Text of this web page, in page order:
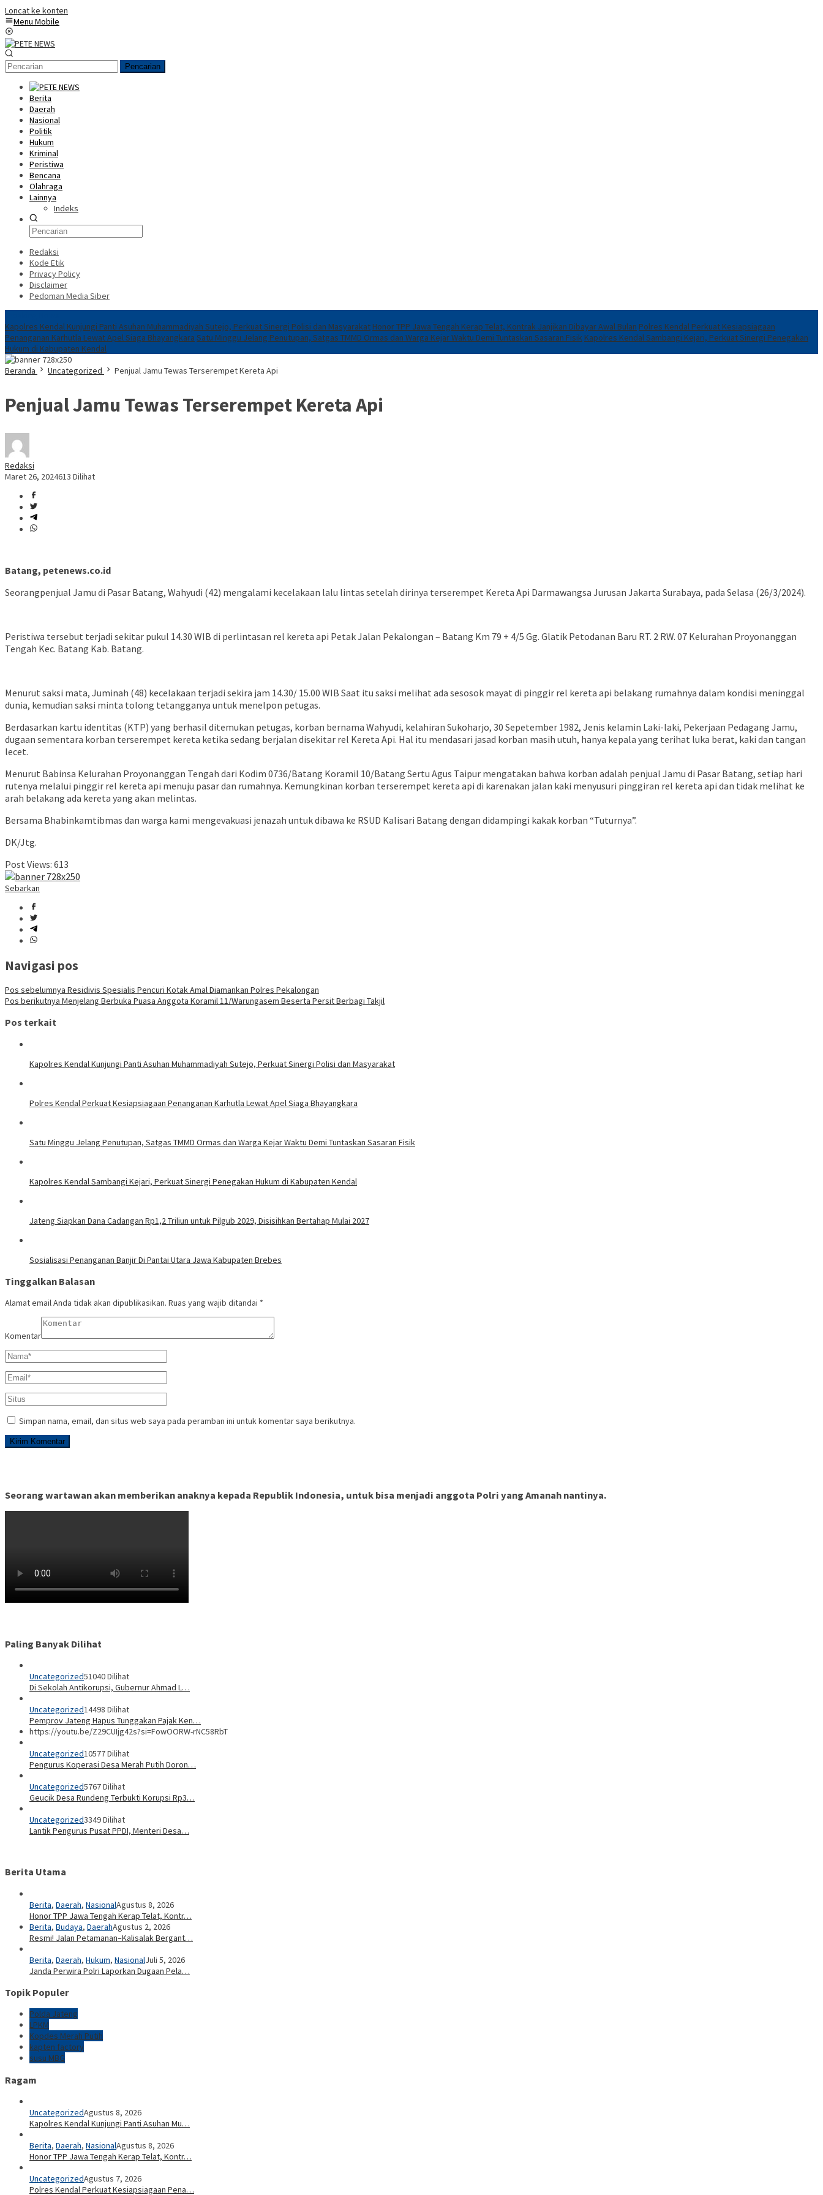
Loncat ke konten
Menu Mobile
Pencarian
Berita
Daerah
Nasional
Politik
Hukum
Kriminal
Peristiwa
Bencana
Olahraga
Lainnya
Indeks
Redaksi
Kode Etik
Privacy Policy
Disclaimer
Pedoman Media Siber
Kapolres Kendal Kunjungi Panti Asuhan Muhammadiyah Sutejo, Perkuat Sinergi Polisi dan Masyarakat Honor TPP Jawa Tengah Kerap Telat, Kontrak Janjikan Dibayar Awal Bulan Polres Kendal Perkuat Kesiapsiagaan
Penanganan Karhutla Lewat Apel Siaga Bhayangkara Satu Minggu Jelang Penutupan, Satgas TMMD Ormas dan Warga Kejar Waktu Demi Tuntaskan Sasaran Fisik Kapolres Kendal Sambangi Kejari, Perkuat Sinergi Penegakan
Hukum di Kabupaten Kendal
Beranda
Uncategorized Penjual Jamu Tewas Terserempet Kereta Api
Penjual Jamu Tewas Terserempet Kereta Api
Redaksi
Maret 26, 2024613 Dilihat
Batang, petenews.co.id
Seorangpenjual Jamu di Pasar Batang, Wahyudi (42) mengalami kecelakaan lalu lintas setelah dirinya terserempet Kereta Api Darmawangsa Jurusan Jakarta Surabaya, pada Selasa (26/3/2024).
Peristiwa tersebut terjadi sekitar pukul 14.30 WIB di perlintasan rel kereta api Petak Jalan Pekalongan – Batang Km 79 + 4/5 Gg. Glatik Petodanan Baru RT. 2 RW. 07 Kelurahan Proyonanggan
Tengah Kec. Batang Kab. Batang.
Menurut saksi mata, Juminah (48) kecelakaan terjadi sekira jam 14.30/ 15.00 WIB Saat itu saksi melihat ada sesosok mayat di pinggir rel kereta api belakang rumahnya dalam kondisi meninggal
dunia, kemudian saksi minta tolong tetangganya untuk menelpon petugas.
Berdasarkan kartu identitas (KTP) yang berhasil ditemukan petugas, korban bernama Wahyudi, kelahiran Sukoharjo, 30 Sepetember 1982, Jenis kelamin Laki-laki, Pekerjaan Pedagang Jamu,
dugaan sementara korban terserempet kereta ketika sedang berjalan disekitar rel Kereta Api. Hal itu mendasari jasad korban masih utuh, hanya kepala yang terihat luka berat, kaki dan tangan
lecet.
Menurut Babinsa Kelurahan Proyonanggan Tengah dari Kodim 0736/Batang Koramil 10/Batang Sertu Agus Taipur mengatakan bahwa korban adalah penjual Jamu di Pasar Batang, setiap hari
rutenya melalui pinggir rel kereta api menuju pasar dan rumahnya. Kemungkinan korban terserempet kereta api di karenakan jalan kaki menyusuri pinggiran rel kereta api dan tidak melihat ke
arah belakang ada kereta yang akan melintas.
Bersama Bhabinkamtibmas dan warga kami mengevakuasi jenazah untuk dibawa ke RSUD Kalisari Batang dengan didampingi kakak korban “Tuturnya”.
DK/Jtg.
Post Views: 613
Sebarkan
Navigasi pos
Pos sebelumnya Residivis Spesialis Pencuri Kotak Amal Diamankan Polres Pekalongan
Pos berikutnya Menjelang Berbuka Puasa Anggota Koramil 11/Warungasem Beserta Persit Berbagi Takjil
Pos terkait
Kapolres Kendal Kunjungi Panti Asuhan Muhammadiyah Sutejo, Perkuat Sinergi Polisi dan Masyarakat
Polres Kendal Perkuat Kesiapsiagaan Penanganan Karhutla Lewat Apel Siaga Bhayangkara
Satu Minggu Jelang Penutupan, Satgas TMMD Ormas dan Warga Kejar Waktu Demi Tuntaskan Sasaran Fisik
Kapolres Kendal Sambangi Kejari, Perkuat Sinergi Penegakan Hukum di Kabupaten Kendal
Jateng Siapkan Dana Cadangan Rp1,2 Triliun untuk Pilgub 2029, Disisihkan Bertahap Mulai 2027
Sosialisasi Penanganan Banjir Di Pantai Utara Jawa Kabupaten Brebes
Tinggalkan Balasan
Alamat email Anda tidak akan dipublikasikan. Ruas yang wajib ditandai *
Komentar
Simpan nama, email, dan situs web saya pada peramban ini untuk komentar saya berikutnya.
Seorang wartawan akan memberikan anaknya kepada Republik Indonesia, untuk bisa menjadi anggota Polri yang Amanah nantinya.
Paling Banyak Dilihat
Uncategorized51040 Dilihat
Di Sekolah Antikorupsi, Gubernur Ahmad L…
Uncategorized14498 Dilihat
Pemprov Jateng Hapus Tunggakan Pajak Ken…
https://youtu.be/Z29CUIjg42s?si=FowOORW-rNC58RbT
Uncategorized10577 Dilihat
Pengurus Koperasi Desa Merah Putih Doron…
Uncategorized5767 Dilihat
Geucik Desa Rundeng Terbukti Korupsi Rp3…
Uncategorized3349 Dilihat
Lantik Pengurus Pusat PPDI, Menteri Desa…
Berita Utama
Berita, Daerah, NasionalAgustus 8, 2026
Honor TPP Jawa Tengah Kerap Telat, Kontr…
Berita, Budaya, DaerahAgustus 2, 2026
Resmi! Jalan Petamanan–Kalisalak Bergant…
Berita, Daerah, Hukum, NasionalJuli 5, 2026
Janda Perwira Polri Laporkan Dugaan Pela…
Topik Populer
Polda Jateng
LPKM
Kopdes Merah Putih
kapten factory
susu MBG
Ragam
UncategorizedAgustus 8, 2026
Kapolres Kendal Kunjungi Panti Asuhan Mu…
Berita, Daerah, NasionalAgustus 8, 2026
Honor TPP Jawa Tengah Kerap Telat, Kontr…
UncategorizedAgustus 7, 2026
Polres Kendal Perkuat Kesiapsiagaan Pena…